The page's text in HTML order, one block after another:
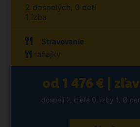
2 dospelých, 0 detí
1 izba
Stravovanie
raňajky
od 1 476 € |
dospelí 2, dieťa 0, izby 1, Ø